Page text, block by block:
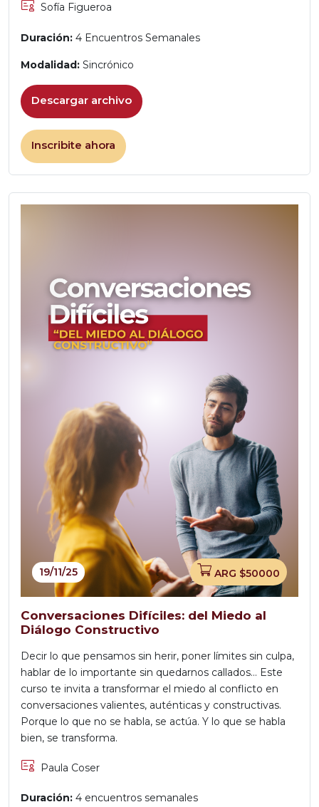
Sofía Figueroa
Duración: 4 Encuentros Semanales
Modalidad: Sincrónico
Descargar archivo
Inscribite ahora
19/11/25 ARG $50000
Conversaciones Difíciles: del Miedo al
Diálogo Constructivo
Decir lo que pensamos sin herir, poner límites sin culpa,
hablar de lo importante sin quedarnos callados… Este
curso te invita a transformar el miedo al conflicto en
conversaciones valientes, auténticas y constructivas.
Porque lo que no se habla, se actúa. Y lo que se habla
bien, se transforma.
Paula Coser
Duración: 4 encuentros semanales